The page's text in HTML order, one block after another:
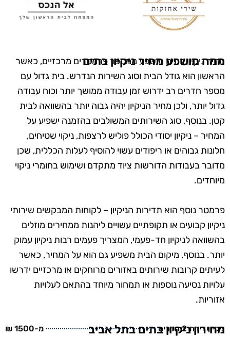
ממה מושפע מחיר ניקיון בתים
מחיר ניקיון בתים מושפע ממספר פרמטרים מרכזיים, כאשר
הראשון הוא גודל הבית וסוג השירות הנדרש. בית גדול עם
מספר חדרים רב ידרוש זמן עבודה ממושך יותר וכוח עבודה
גדול יותר, ולכן מחיר הניקיון יהיה גבוה יותר בהשוואה לבית
קטן. בנוסף, סוג השירותים המשולבים בהזמנה ישפיע על
המחיר – ניקיון יסודי הכולל פוליש לרצפות, ניקוי שטיחים,
חלונות גבוהים או ריפודים עשוי להוסיף לעלות הכללית, שכן
מדובר בעבודות הדורשות ציוד מתקדם ושימוש בחומרי ניקוי
מיוחדים.
פרמטר נוסף הוא תדירות הניקיון – לקוחות המבקשים שירותי
ניקיון קבועים או תקופתיים עשויים ליהנות ממחירים מוזלים
בהשוואה לניקיון חד-פעמי, המצריך פעמים רבות ניקיון עמוק
יותר. בנוסף, מיקום הבית משפיע גם הוא על המחיר, כאשר
לעיתים קרובות שירותים באזורים מרוחקים או מרכזיים ידרשו
עלויות נסיעה נוספות או תמחור מיוחד בהתאם לעלויות
אזוריות.
מחירון ניקיון בתים בתל אביב
ניקיון דירת 2 חדרים
מ-1500 ₪